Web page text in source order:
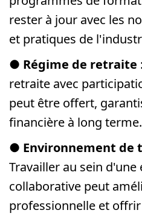
rester à jour avec les
et pratiques de
● Régime de retraite
retraite avec
peut être offert,
financière à long terme.
● Environnement de
Travailler au sein
collaborative peut
professionnelle et